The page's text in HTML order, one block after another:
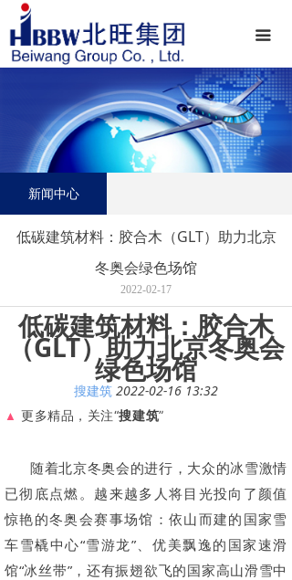
끀
首页
集团介绍
新闻中心
党的建设
科技创新
精品工程
人才招聘
速恒软件
2022-02-17
低碳建筑材料：胶合木
（GLT）助力北京冬奥会
绿色场馆
搜建筑 2022-02-16 13:32
▲ 更多精品， 关注“搜建筑”
随着北京冬奥会的进行，大众的冰雪激情
已彻底点燃。越来越多人将目光投向了颜值
惊艳的冬奥会赛事场馆：依山而建的国家雪
车雪橇中心“雪游龙”、优美飘逸的国家速滑
馆“冰丝带”，还有振翅欲飞的国家高山滑雪中
低碳建筑材料：胶合木（GLT）助力北京
冬奥会绿色场馆
新闻中心